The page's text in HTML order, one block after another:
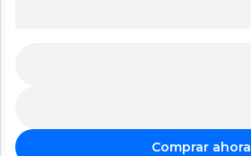
Comprar ahora